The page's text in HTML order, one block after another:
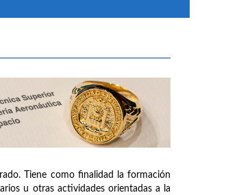
Tiene como finalidad la formación
u otras actividades orientadas a la